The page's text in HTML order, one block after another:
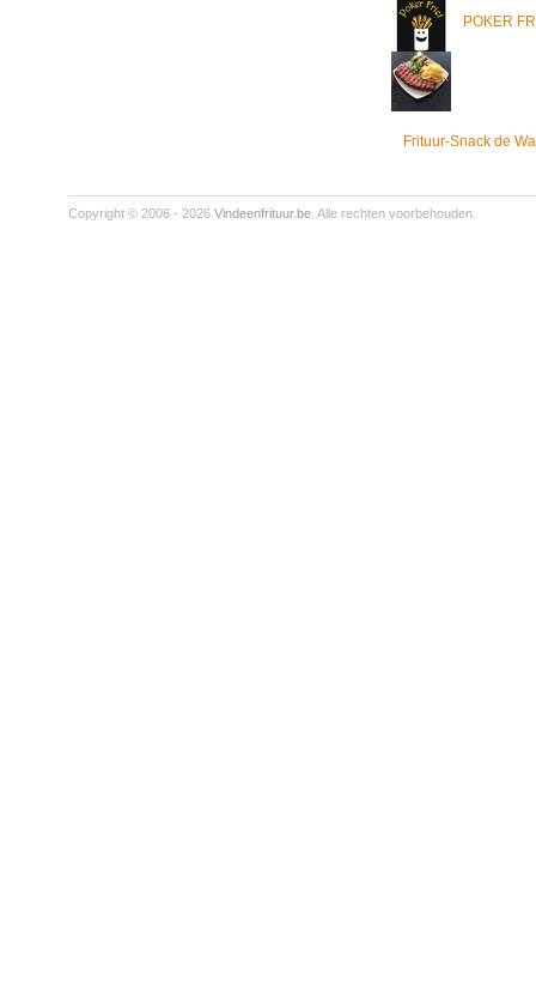
POKER
Frituur-Snack de
Copyright © 2006 - 2026 Vindeenfrituur.be . Alle rechten voorbehouden.